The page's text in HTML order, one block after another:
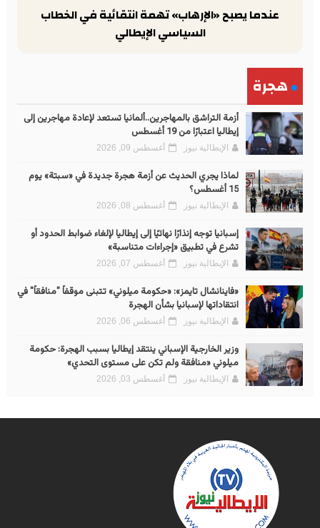
عندما يصبح «الإرهاب» تهمة انتقائية في الخطاب
السياسي الإيطالي
هجرة
أزمة التراشق بالمهاجرين..ألمانيا تستعد لإعادة مهاجرين إلى
إيطاليا اعتبارًا من 19 أغسطس
الإيطالية نيوز أغسطس 09, 2026
لماذا يجري الحديث عن أزمة هجرة جديدة في «سبتة» يوم
15 أغسطس؟
الإيطالية نيوز أغسطس 08, 2026
إسبانيا توجه إنذارًا نهائيًا إلى إيطاليا لإلغاء ضوابط الحدود أو
تشرع في تطبيق «إجراءات متناسبة»
الإيطالية نيوز أغسطس 07, 2026
«فاينانشال تايمز»: «حكومة ميلوني» تتبنى موقفاً "منافقاً" في
انتقاداتها لإسبانيا بشأن الهجرة
الإيطالية نيوز أغسطس 06, 2026
وزير الخارجية الإسباني ينتقد إيطاليا بسبب الهجرة: حكومة
ميلوني «منافقة ولم تكن على مستوى التحدي»
الإيطالية نيوز أغسطس 03, 2026